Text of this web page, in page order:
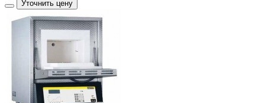
Уточнить цену